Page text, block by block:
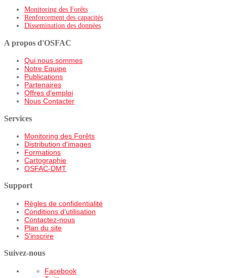
Monitoring des Forêts
Renforcement des capacités
Dissemination des données
A propos d'OSFAC
Qui nous sommes
Notre Equipe
Publications
Partenaires
Offres d'emploi
Nous Contacter
Services
Monitoring des Forêts
Distribution d'images
Formations
Cartographie
OSFAC-DMT
Support
Règles de confidentialité
Conditions d'utilisation
Contactez-nous
Plan du site
S'inscrire
Suivez-nous
Facebook